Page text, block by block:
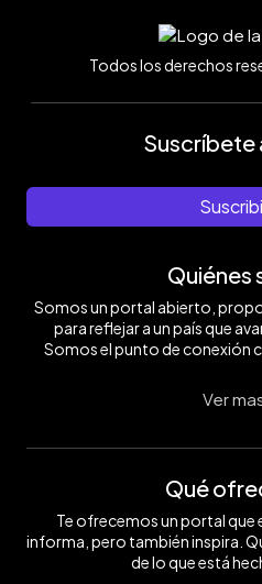
Todos los derechos
Suscríbete
Quiénes
Somos un portal abierto,
para reflejar a un país que
Somos el punto de conexión
Ver
Qué
Te ofrecemos un portal
informa, pero también inspira.
de lo que está